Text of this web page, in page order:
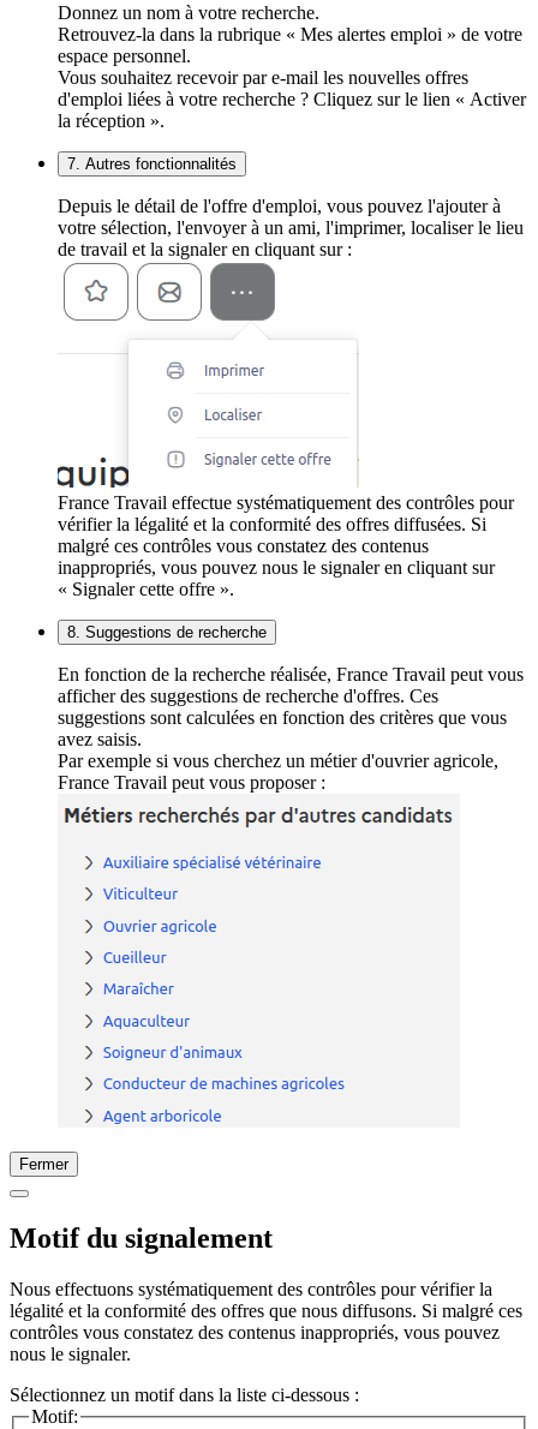
Donnez un nom à votre recherche.
Retrouvez-la dans la rubrique « Mes alertes emploi » de votre
espace personnel.
Vous souhaitez recevoir par e-mail les nouvelles offres
d'emploi liées à votre recherche ? Cliquez sur le lien « Activer
la réception ».
7. Autres fonctionnalités
Depuis le détail de l'offre d'emploi, vous pouvez l'ajouter à
votre sélection, l'envoyer à un ami, l'imprimer, localiser le lieu
de travail et la signaler en cliquant sur :
France Travail effectue systématiquement des contrôles pour
vérifier la légalité et la conformité des offres diffusées. Si
malgré ces contrôles vous constatez des contenus
inappropriés, vous pouvez nous le signaler en cliquant sur
« Signaler cette offre ».
8. Suggestions de recherche
En fonction de la recherche réalisée, France Travail peut vous
afficher des suggestions de recherche d'offres. Ces
suggestions sont calculées en fonction des critères que vous
avez saisis.
Par exemple si vous cherchez un métier d'ouvrier agricole,
France Travail peut vous proposer :
Fermer
Motif du signalement
Nous effectuons systématiquement des contrôles pour vérifier la
légalité et la conformité des offres que nous diffusons. Si malgré ces
contrôles vous constatez des contenus inappropriés, vous pouvez
nous le signaler.
Sélectionnez un motif dans la liste ci-dessous :
Motif: